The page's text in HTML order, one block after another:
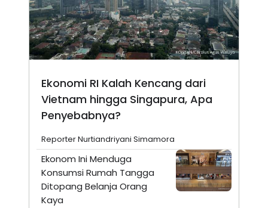
Ekonomi RI Kalah Kencang dari
Vietnam hingga Singapura, Apa
Penyebabnya?
Reporter Nurtiandriyani Simamora
Ekonom Ini Menduga
Konsumsi Rumah Tangga
Ditopang Belanja Orang
Kaya